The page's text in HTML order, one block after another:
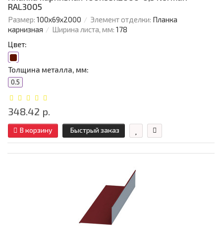
RAL3005
Размер: 100х69х2000 Элемент отделки: Планка
карнизная
Ширина листа, мм: 178
Цвет:
Толщина металла, мм:
0.5
348.42 р.
В корзину Быстрый заказ